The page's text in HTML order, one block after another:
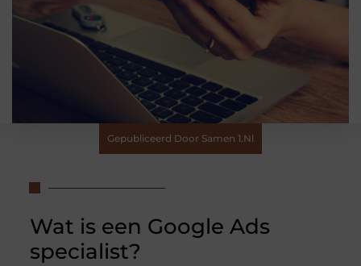
Gepubliceerd Door Samen 1.nl
Wat is een Google Ads
specialist?